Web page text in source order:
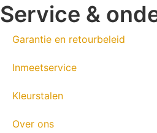
Service &
Garantie en retourbeleid
Inmeetservice
Kleurstalen
Over ons